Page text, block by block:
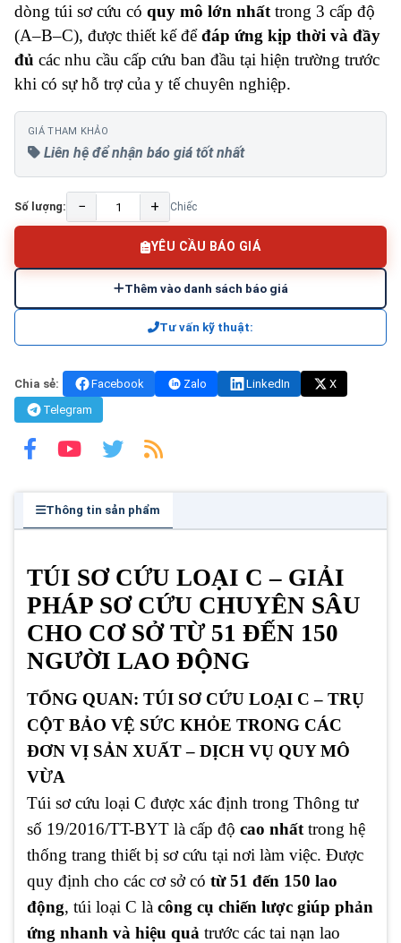
dòng túi sơ cứu có quy mô lớn nhất trong 3 cấp độ
(A–B–C), được thiết kế đểđáp ứng kịp thời và đầy
đủ các nhu cầu cấp cứu ban đầu tại hiện trường trước
khi có sự hỗ trợ của y tế chuyên nghiệp.
GIÁ THAM KHẢO
Liên hệ để nhận báo giá tốt nhất
Số lượng: − + Chiếc
YÊU CẦU BÁO GIÁ
Thêm vào danh sách báo giá
Tư vấn kỹ thuật:
Chia sẻ: Facebook Zalo LinkedIn
X
Telegram
Thông tin sản phẩm
TÚI SƠ CỨU LOẠI C – GIẢI
PHÁP SƠ CỨU CHUYÊN SÂU
CHO CƠ SỞ TỪ 51 ĐẾN 150
NGƯỜI LAO ĐỘNG
TỔNG QUAN: TÚI SƠ CỨU LOẠI C – TRỤ
CỘT BẢO VỆ SỨC KHỎE TRONG CÁC
ĐƠN VỊ SẢN XUẤT – DỊCH VỤ QUY MÔ
VỪA
Túi sơ cứu loại C được xác định trong Thông tư
số 19/2016/TT-BYT là cấp độ cao nhất trong hệ
thống trang thiết bị sơ cứu tại nơi làm việc. Được
quy định cho các cơ sở có từ 51 đến 150 lao
động, túi loại C là công cụ chiến lược giúp phản
ứng nhanh và hiệu quả trước các tai nạn lao